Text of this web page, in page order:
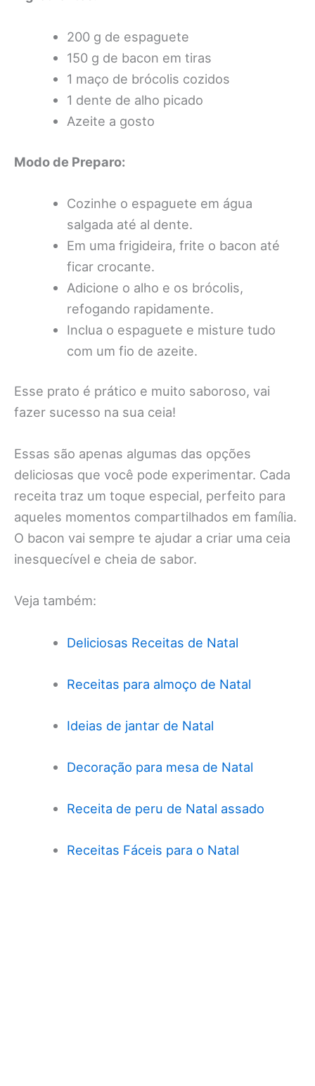
200 g de espaguete
150 g de bacon em tiras
1 maço de brócolis cozidos
1 dente de alho picado
Azeite a gosto
Modo de Preparo:
Cozinhe o espaguete em água
salgada até al dente.
Em uma frigideira, frite o bacon até
ficar crocante.
Adicione o alho e os brócolis,
refogando rapidamente.
Inclua o espaguete e misture tudo
com um fio de azeite.
Esse prato é prático e muito saboroso, vai
fazer sucesso na sua ceia!
Essas são apenas algumas das opções
deliciosas que você pode experimentar. Cada
receita traz um toque especial, perfeito para
aqueles momentos compartilhados em família.
O bacon vai sempre te ajudar a criar uma ceia
inesquecível e cheia de sabor.
Veja também:
Deliciosas Receitas de Natal
Receitas para almoço de Natal
Ideias de jantar de Natal
Decoração para mesa de Natal
Receita de peru de Natal assado
Receitas Fáceis para o Natal